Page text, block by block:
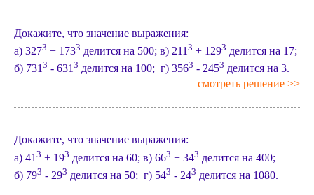
Докажите, что значение выражения:
а) 3273 + 1733 делится на 500; в) 211 3 + 1293 делится на 17;
б) 731 3 - 631 3 делится на 100; г) 3563 - 2453 делится на 3.
смотреть решение >>
Докажите, что значение выражения:
а) 41 3 + 193 делится на 60; в) 663 + 343 делится на 400;
б) 793 - 293 делится на 50; г) 543 - 243 делится на 1080.